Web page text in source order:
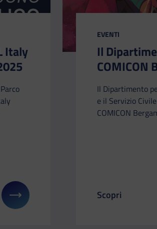
Italy
dettagli su: Il Dipartimento ai BNL
CATEGORIA:
EVENTI
Il
COMICON
Il Dipartimento
e il Servizio
COMICON
Il link ti porterà
Scopri